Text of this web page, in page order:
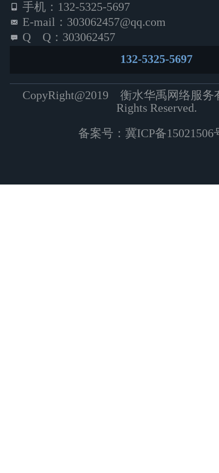
手机：132-5325-5697
E-mail：303062457@qq.com
Q Q：303062457
132-5325-5697
CopyRight@2019 衡水华禹网络服
Rights Reserved.
备案号： 冀ICP备15021506